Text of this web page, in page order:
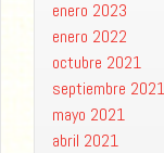
enero 2023
enero 2022
octubre 2021
septiembre 2021
mayo 2021
abril 2021